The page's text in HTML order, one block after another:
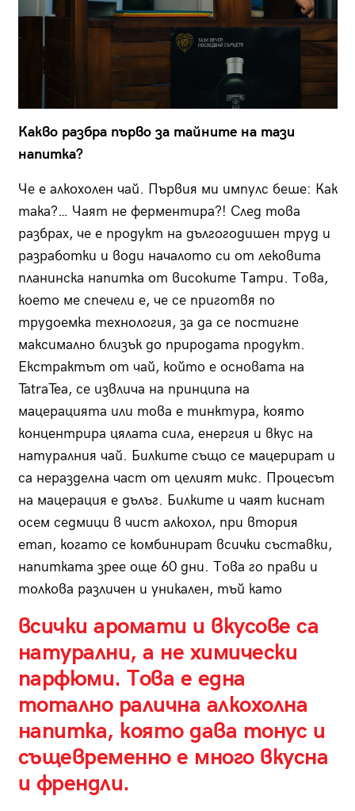
Какво разбра първо за тайните на тази
напитка?
Че е алкохолен чай. Първия ми импулс беше: Как
така?… Чаят не ферментира?! След това
разбрах, че е продукт на дългогодишен труд и
разработки и води началото си от лековита
планинска напитка от високите Татри. Това,
което ме спечели е, че се приготвя по
трудоемка технология, за да се постигне
максимално близък до природата продукт.
Екстрактът от чай, който е основата на
TatraTea, се извлича на принципа на
мацерацията или това е тинктура, която
концентрира цялата сила, енергия и вкус на
натуралния чай. Билките също се мацерират и
са неразделна част от целият микс. Процесът
на мацерация е дълъг. Билките и чаят киснат
осем седмици в чист алкохол, при втория
етап, когато се комбинират всички съставки,
напитката зрее още 60 дни. Това го прави и
толкова различен и уникален, тъй като
всички аромати и вкусове са
натурални, а не химически
парфюми. Това е една
тотално ралична алкохолна
напитка, която дава тонус и
същевременно е много вкусна
и френдли.